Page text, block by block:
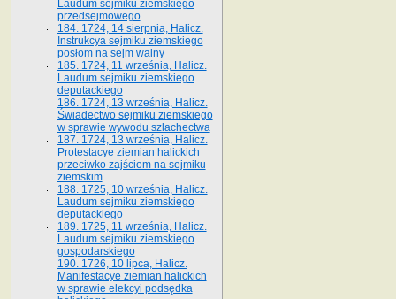
Laudum sejmiku ziemskiego
przedsejmowego
184. 1724, 14 sierpnia, Halicz.
Instrukcya sejmiku ziemskiego
posłom na sejm walny
185. 1724, 11 września, Halicz.
Laudum sejmiku ziemskiego
deputackiego
186. 1724, 13 września, Halicz.
Świadectwo sejmiku ziemskiego
w sprawie wywodu szlachectwa
187. 1724, 13 września, Halicz.
Protestacye ziemian halickich
przeciwko zajściom na sejmiku
ziemskim
188. 1725, 10 września, Halicz.
Laudum sejmiku ziemskiego
deputackiego
189. 1725, 11 września, Halicz.
Laudum sejmiku ziemskiego
gospodarskiego
190. 1726, 10 lipca, Halicz.
Manifestacye ziemian halickich
w sprawie elekcyi podsędka